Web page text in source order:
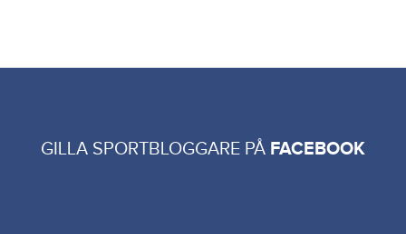
GILLA SPORTBLOGGARE PÅ FACEBOOK